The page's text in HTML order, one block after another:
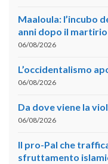
Maaloula: l’incubo
anni dopo il martirio
06/08/2026
L’occidentalismo
06/08/2026
Da dove viene la
06/08/2026
Il pro-Pal che
sfruttamento